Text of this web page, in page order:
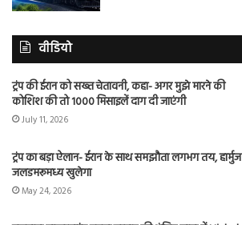
वीडियो
ट्रंप की ईरान को सख्त चेतावनी, कहा- अगर मुझे मारने की
कोशिश की तो 1000 मिसाइलें दाग दी जाएंगी
July 11, 2026
ट्रंप का बड़ा ऐलान- ईरान के साथ समझौता लगभग तय, हार्मुज
जलडमरूमध्य खुलेगा
May 24, 2026